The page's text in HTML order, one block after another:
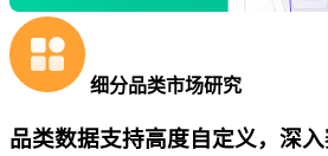
细分品类市场研究
品类数据支持高度自定义，深